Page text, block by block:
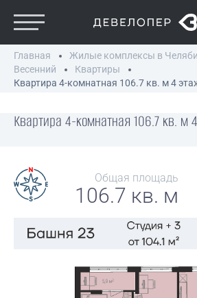
Главная
Жилые комплексы в
Весенний
Квартиры
Квартира 4-комнатная 106.7 кв. м 4
Квартира 4-комнатная 106.7 кв. м
Общая площадь
106.7 кв. м